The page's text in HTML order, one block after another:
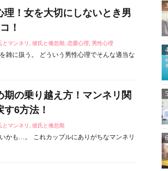
理！女を大切にしないとき男
！
とマンネリ ,彼氏と倦怠期 ,恋愛心理 男性心理
雑に扱う。 どういう男性心理でそんな適当な
期の乗り越え方！マンネリ関
6方法！
とマンネリ ,彼氏と倦怠期
かも…。 これカップルにありがちなマンネリ